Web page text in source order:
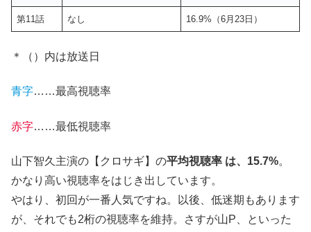
第11話 なし 16.9%（6月23日）
＊（）内は放送日
青字……最高視聴率
赤字……最低視聴率
山下智久主演の【クロサギ】の平均視聴率 は、15.7%。
かなり高い視聴率をはじき出しています。
やはり、初回が一番人気ですね。以後、低迷期もあります
が、それでも2桁の視聴率を維持。さすが山P、といった